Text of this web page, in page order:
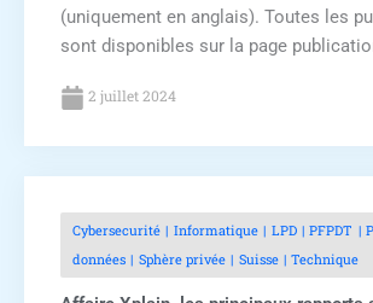
(uniquement en anglais). Toutes les
sont disponibles sur la page
2 juillet 2024
Cybersecurité Informatique LPD PFPDT
données
Sphère privée Suisse Technique